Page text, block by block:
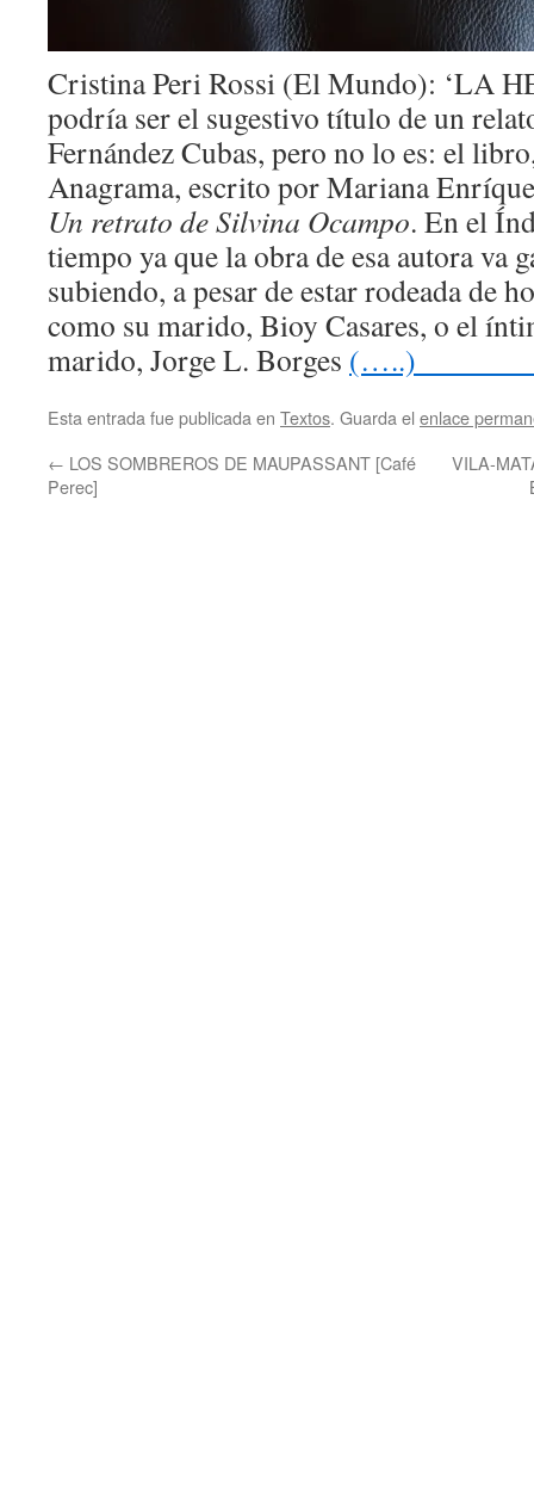
Cristina Peri Rossi (El Mundo): ‘LA
podría ser el sugestivo título de un
Fernández Cubas, pero no lo es: el
Anagrama, escrito por Mariana
Un retrato de Silvina Ocampo. En el
tiempo ya que la obra de esa autora va
subiendo, a pesar de estar rodeada de
como su marido, Bioy Casares, o el
marido, Jorge L. Borges
Esta entrada fue publicada en Textos. Guarda el enlace
← LOS SOMBREROS DE MAUPASSANT [Café
Perec]
VILA-